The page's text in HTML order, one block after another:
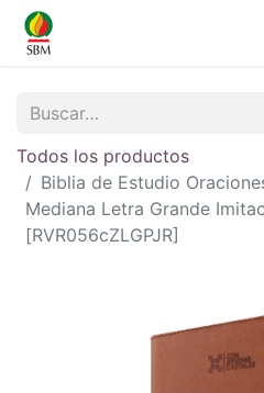
Todos los productos
Biblia de Estudio
Mediana Letra Grande
[RVR056cZLGPJR]